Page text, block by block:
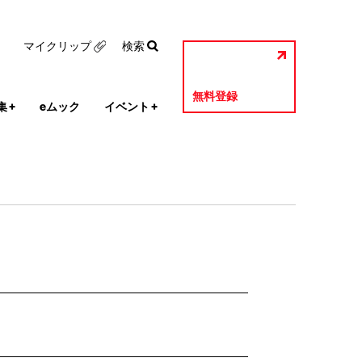
+ eムック イベント +
無料登録
マイクリップ 検索